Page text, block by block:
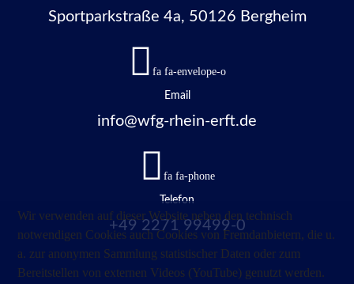
Sportparkstraße 4a, 50126 Bergheim
fa fa-envelope-o
Email
info@wfg-rhein-erft.de
fa fa-phone
Telefon
+49 2271 99499-0
Wir verwenden auf dieser Website neben den technisch
notwendigen Cookies auch Cookies von Fremdanbietern, die u.
a. zur anonymen Sammlung statistischer Daten oder zum
Bereitstellen von externen Videos (YouTube) genutzt werden.